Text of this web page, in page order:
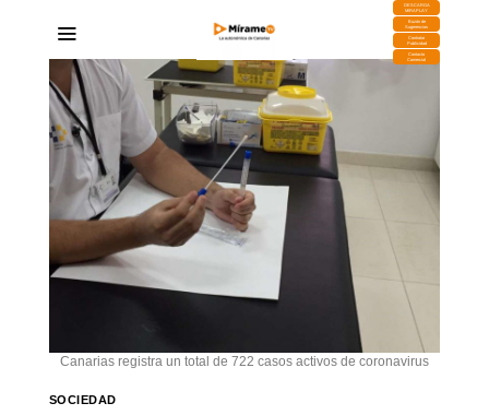
DESCARGA
MIRAPLAY
Buzón de
Sugerencias
Contratar
Publicidad
Contacto
Comercial
Canarias registra un total de 722 casos activos de coronavirus
SOCIEDAD